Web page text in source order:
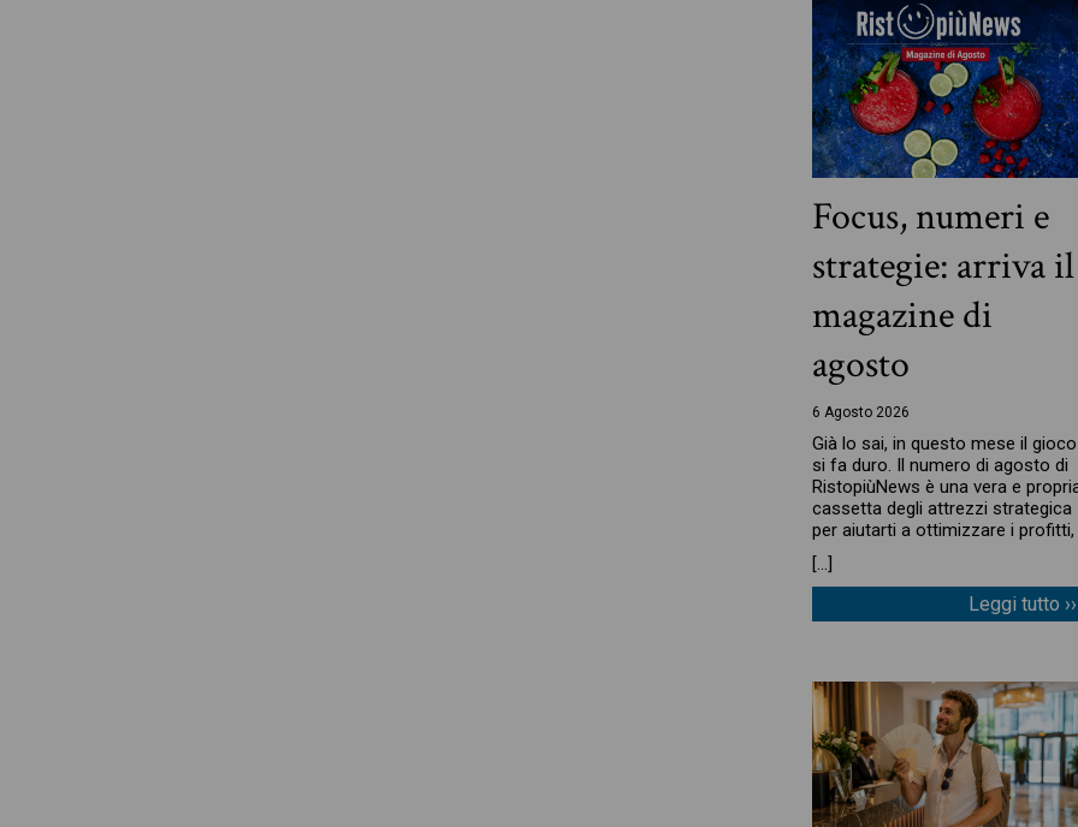
Focus, numeri e
strategie: arriva il
magazine di
agosto
6 Agosto 2026
Già lo sai, in questo mese il gioco
si fa duro. Il numero di agosto di
RistopiùNews è una vera e
cassetta degli attrezzi strategica
per aiutarti a ottimizzare i profitti,
[…]
Leggi tutto ››